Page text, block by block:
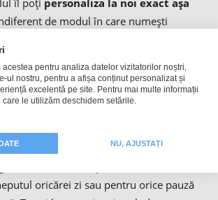
de modul în care numești
cafea, cană emailată cu mâner,
camping - acesta va avea un
emailate sunt cadouri foto ideale.
cu mâner este extrem de
materialul este lucios și are un aspect
oricărei zi sau pentru orice pauză
pentru analiza datelor vizitatorilor noștri,
ul nostru, pentru a afișa conținut personalizat și
excelentă pe site. Pentru mai multe informații
le utilizăm deschidem setările.
NU, AJUSTAȚI